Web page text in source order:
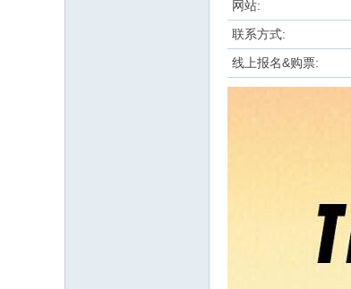
网站:
联系方式:
线上报名&购票: